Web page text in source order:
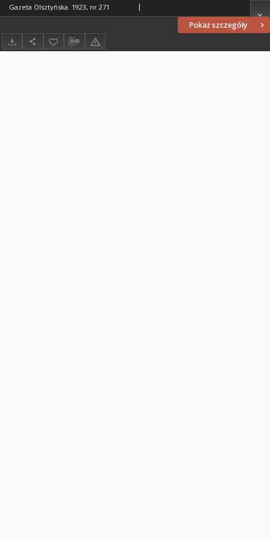
Pokaż szczegóły
Gazeta Olsztyńska. 1923, nr 271